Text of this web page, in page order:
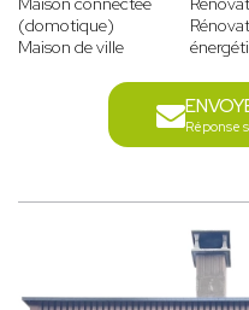
(domotique)
Maison de ville
Réponse